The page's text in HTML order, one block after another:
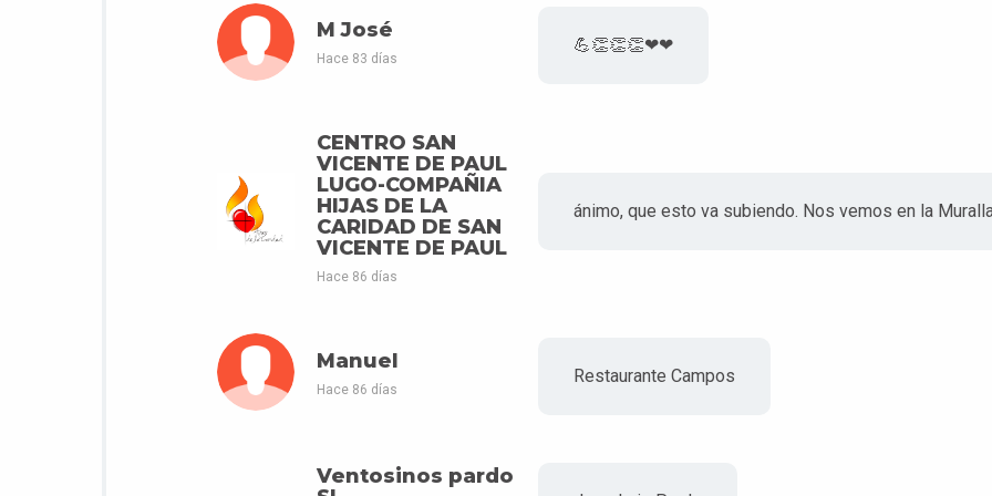
M José
Hace 83 días
💪👏👏👏❤❤
CENTRO SAN
VICENTE DE PAUL
LUGO-COMPAÑIA
HIJAS DE LA
CARIDAD DE SAN
VICENTE DE PAUL
Hace 86 días
ánimo, que esto va subiendo. Nos vemos en la
Manuel
Hace 86 días
Restaurante Campos
Ventosinos pardo